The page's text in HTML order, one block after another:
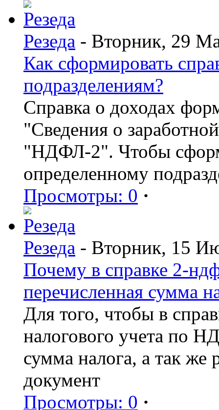
Резеда - Вторник, 29
Как сформировать
подразделениям?
Справка о доходах
"Сведения о
"НДФЛ-2". Чтобы
определенному
Просмотры: 0 ·
Резеда - Вторник, 15
Почему в справке 2-
перечисленная сумма
Для того, чтобы в
налогового учета по
сумма налога, а так же
документ
Просмотры: 0 ·